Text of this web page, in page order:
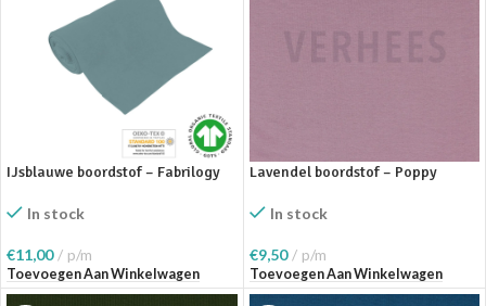
IJsblauwe boordstof – Fabrilogy
In stock
€11,00 p/m
Toevoegen Aan Winkelwagen
Lavendel boordstof – Poppy
In stock
€9,50 p/m
Toevoegen Aan Winkelwagen